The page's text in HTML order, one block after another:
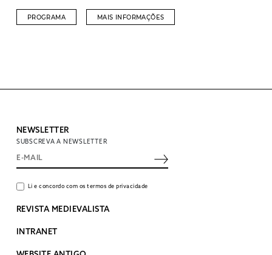
PROGRAMA MAIS INFORMAÇÕES
NEWSLETTER
SUBSCREVA A NEWSLETTER
Li e concordo com os termos de privacidade
REVISTA MEDIEVALISTA
INTRANET